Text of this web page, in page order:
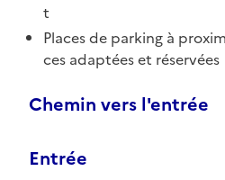
t
Places de parking à
ces adaptées et réservées
Chemin vers l'entrée
Entrée